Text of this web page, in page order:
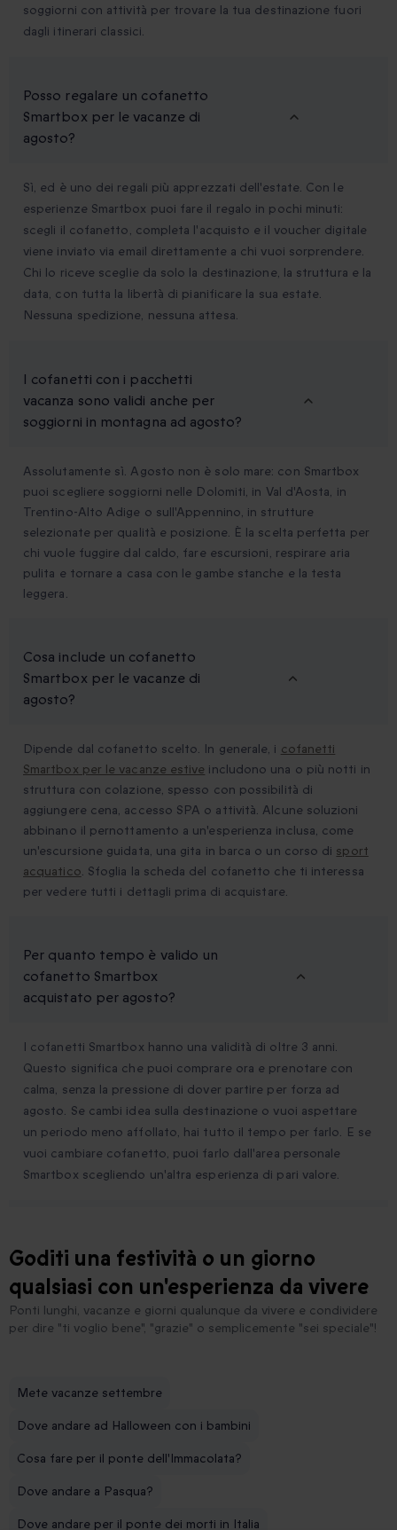
soggiorni con attività per trovare la tua destinazione fuori
dagli itinerari classici.
Posso regalare un cofanetto
Smartbox per le vacanze di
agosto?
Sì, ed è uno dei regali più apprezzati dell'estate. Con le
esperienze Smartbox puoi fare il regalo in pochi minuti:
scegli il cofanetto, completa l'acquisto e il voucher digitale
viene inviato via email direttamente a chi vuoi sorprendere.
Chi lo riceve sceglie da solo la destinazione, la struttura e la
data, con tutta la libertà di pianificare la sua estate.
Nessuna spedizione, nessuna attesa.
I cofanetti con i pacchetti
vacanza sono validi anche per
soggiorni in montagna ad agosto?
Assolutamente sì. Agosto non è solo mare: con Smartbox
puoi scegliere soggiorni nelle Dolomiti, in Val d'Aosta, in
Trentino-Alto Adige o sull'Appennino, in strutture
selezionate per qualità e posizione. È la scelta perfetta per
chi vuole fuggire dal caldo, fare escursioni, respirare aria
pulita e tornare a casa con le gambe stanche e la testa
leggera.
Cosa include un cofanetto
Smartbox per le vacanze di
agosto?
Dipende dal cofanetto scelto. In generale, i cofanetti
Smartbox per le vacanze estive includono una o più notti in
struttura con colazione, spesso con possibilità di
aggiungere cena, accesso SPA o attività. Alcune soluzioni
abbinano il pernottamento a un'esperienza inclusa, come
un'escursione guidata, una gita in barca o un corso di sport
acquatico. Sfoglia la scheda del cofanetto che ti interessa
per vedere tutti i dettagli prima di acquistare.
Per quanto tempo è valido un
cofanetto Smartbox
acquistato per agosto?
I cofanetti Smartbox hanno una validità di oltre 3 anni.
Questo significa che puoi comprare ora e prenotare con
calma, senza la pressione di dover partire per forza ad
agosto. Se cambi idea sulla destinazione o vuoi aspettare
un periodo meno affollato, hai tutto il tempo per farlo. E se
vuoi cambiare cofanetto, puoi farlo dall'area personale
Smartbox scegliendo un'altra esperienza di pari valore.
Goditi una festività o un giorno
qualsiasi con un'esperienza da vivere
Ponti lunghi, vacanze e giorni qualunque da vivere e condividere
per dire "ti voglio bene", "grazie" o semplicemente "sei speciale"!
Mete vacanze settembre
Dove andare ad Halloween con i bambini
Cosa fare per il ponte dell'Immacolata?
Dove andare a Pasqua?
Dove andare per il ponte dei morti in Italia